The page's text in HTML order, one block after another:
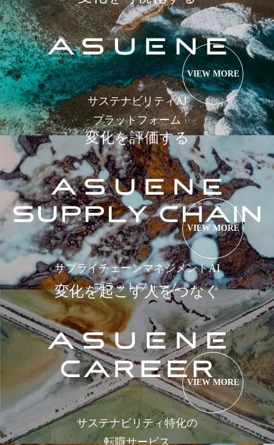
サステナビリティAI
プラットフォーム
VIEW MORE
変化を評価する
サプライチェーンマネジメントAI
プラットフォーム
VIEW MORE
変化を起こす人をつなぐ
サステナビリティ特化の
転職サービス
VIEW MORE